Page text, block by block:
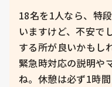
18名を1人なら、特
いますけど、不安で
する所が良いかもし
緊急時対応の説明や
ね。休憩は必ず1時